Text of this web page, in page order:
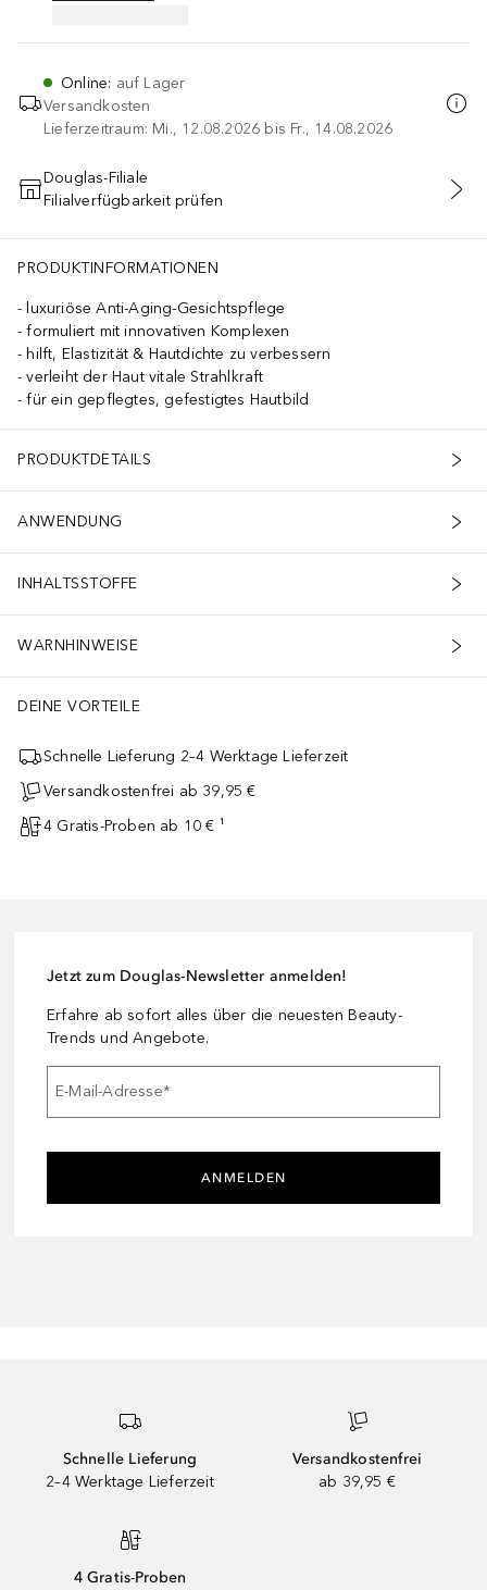
Online: auf Lager
Versandkosten
Lieferzeitraum: Mi., 12.08.2026 bis Fr., 14.08.2026
IN DEN WARENKORB
Douglas-Filiale
Filialverfügbarkeit prüfen
PRODUKTINFORMATIONEN
luxuriöse Anti-Aging-Gesichtspflege
formuliert mit innovativen Komplexen
hilft, Elastizität & Hautdichte zu verbessern
verleiht der Haut vitale Strahlkraft
für ein gepflegtes, gefestigtes Hautbild
PRODUKTDETAILS
ANWENDUNG
INHALTSSTOFFE
WARNHINWEISE
DEINE VORTEILE
Schnelle Lieferung 2–4 Werktage Lieferzeit
Versandkostenfrei ab 39,95 €
4 Gratis-Proben ab 10 € ¹
Jetzt zum Douglas-Newsletter anmelden!
Erfahre ab sofort alles über die neuesten Beauty-
Trends und Angebote.
E-Mail-Adresse*
ANMELDEN
Schnelle Lieferung
2–4 Werktage Lieferzeit
Versandkostenfrei
ab 39,95 €
4 Gratis-Proben